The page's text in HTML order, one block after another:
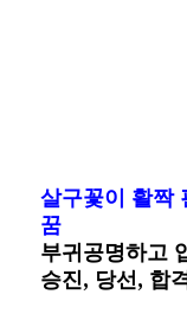
살구꽃이 활짝
꿈
부귀공명하고
승진, 당선, 합